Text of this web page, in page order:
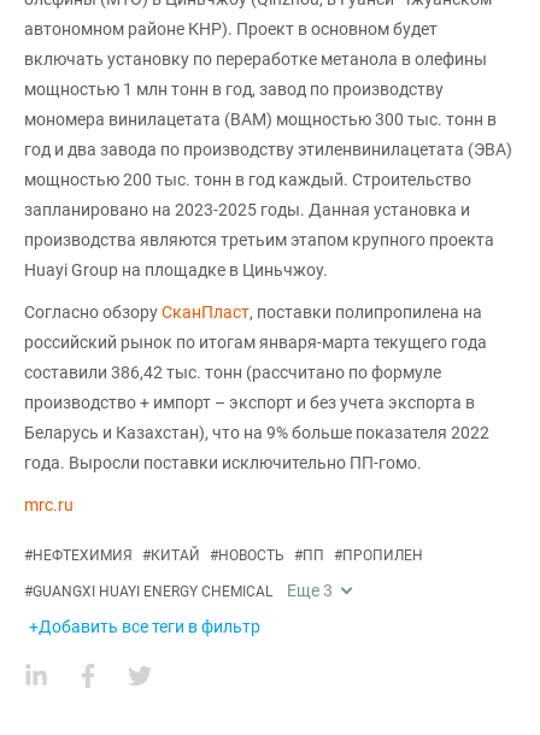
автономном районе КНР). Проект в основном будет
включать установку по переработке метанола в олефины
мощностью 1 млн тонн в год, завод по производству
мономера винилацетата (ВAM) мощностью 300 тыс. тонн в
год и два завода по производству этиленвинилацетата (ЭВА)
мощностью 200 тыс. тонн в год каждый. Строительство
запланировано на 2023-2025 годы. Данная установка и
производства являются третьим этапом крупного проекта
Huayi Group на площадке в Циньчжоу.
Согласно обзоруСканПласт, поставки полипропилена на
российский рынок по итогам января-марта текущего года
составили 386,42 тыс. тонн (рассчитано по формуле
производство + импорт – экспорт и без учета экспорта в
Беларусь и Казахстан), что на 9% больше показателя 2022
года. Выросли поставки исключительно ПП-гомо.
mrc.ru
#НЕФТЕХИМИЯ #КИТАЙ #НОВОСТЬ #ПП #ПРОПИЛЕН
#GUANGXI HUAYI ENERGY CHEMICAL Еще3
+Добавить все теги в фильтр